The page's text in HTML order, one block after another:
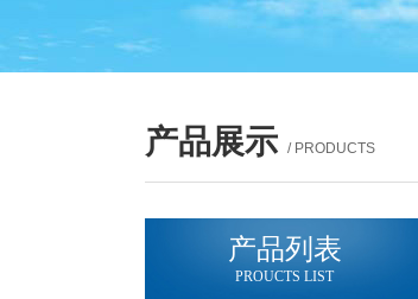
产品展示 / PRODUCTS
产品列表
PROUCTS LIST